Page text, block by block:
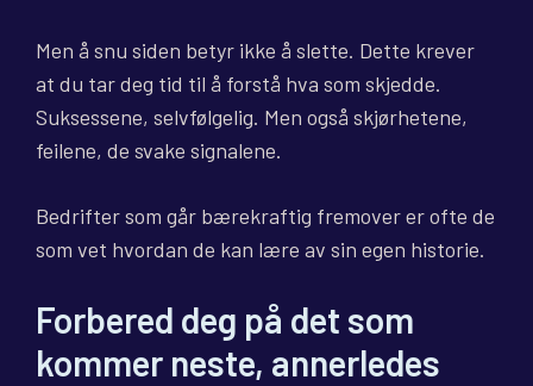
Men å snu siden betyr ikke å slette. Dette krever
at du tar deg tid til å forstå hva som skjedde.
Suksessene, selvfølgelig. Men også skjørhetene,
feilene, de svake signalene.
Bedrifter som går bærekraftig fremover er ofte de
som vet hvordan de kan lære av sin egen historie.
Forbered deg på det som
kommer neste, annerledes